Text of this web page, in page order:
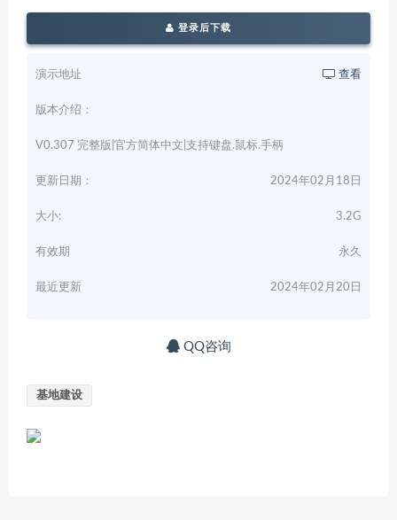
登录后下载
演示地址 查看
版本介绍：
V0.307 完整版|官方简体中文|支持键盘.鼠标.手柄
更新日期： 2024年02月18日
大小: 3.2G
有效期 永久
最近更新 2024年02月20日
QQ咨询
基地建设